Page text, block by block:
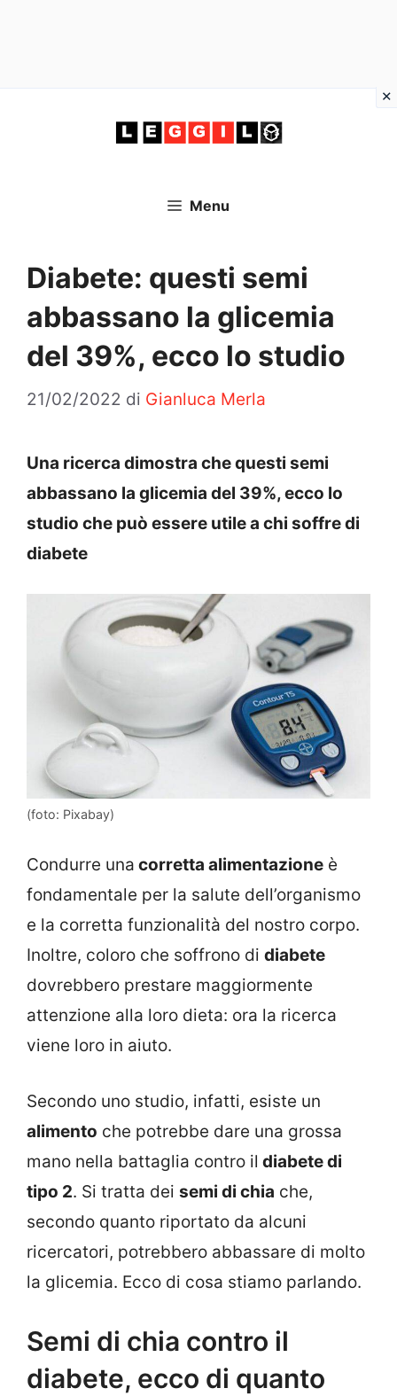
Menu
Diabete: questi semi
abbassano la glicemia
del 39%, ecco lo studio
21/02/2022 di Gianluca Merla
Una ricerca dimostra che questi semi
abbassano la glicemia del 39%, ecco lo
studio che può essere utile a chi soffre di
diabete
(foto: Pixabay)
Condurre una corretta alimentazione è
fondamentale per la salute dell’organismo
e la corretta funzionalità del nostro corpo.
Inoltre, coloro che soffrono di diabete
dovrebbero prestare maggiormente
attenzione alla loro dieta: ora la ricerca
viene loro in aiuto.
Secondo uno studio, infatti, esiste un
alimento che potrebbe dare una grossa
mano nella battaglia contro il diabete di
tipo 2. Si tratta dei semi di chia che,
secondo quanto riportato da alcuni
ricercatori, potrebbero abbassare di molto
la glicemia. Ecco di cosa stiamo parlando.
Semi di chia contro il
diabete, ecco di quanto